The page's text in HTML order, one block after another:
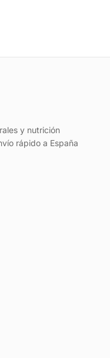
y nutrición
rápido a España